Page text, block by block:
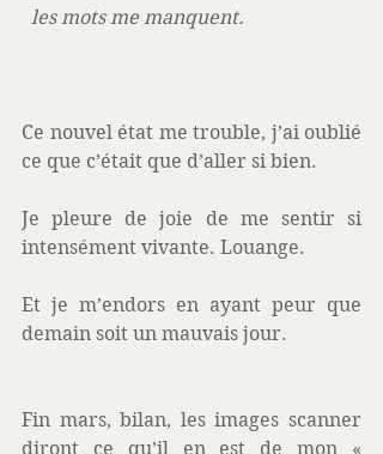
  les mots me manquent.
Ce nouvel état me trouble, j’ai oublié
ce que c’était que d’aller si bien.
Je pleure de joie de me sentir si
intensément vivante. Louange.
Et je m’endors en ayant peur que
demain soit un mauvais jour.
Fin mars, bilan, les images scanner
diront ce qu’il en est de mon «